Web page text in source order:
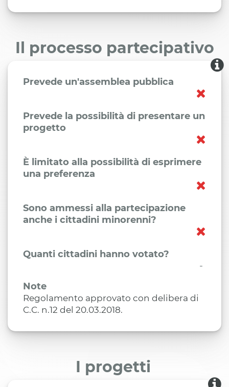
Il processo partecipativo
Prevede un'assemblea pubblica
Prevede la possibilità di presentare un
progetto
È limitato alla possibilità di esprimere
una preferenza
Sono ammessi alla partecipazione
anche i cittadini minorenni?
Quanti cittadini hanno votato?
-
Note
Regolamento approvato con delibera di
C.C. n.12 del 20.03.2018.
I progetti